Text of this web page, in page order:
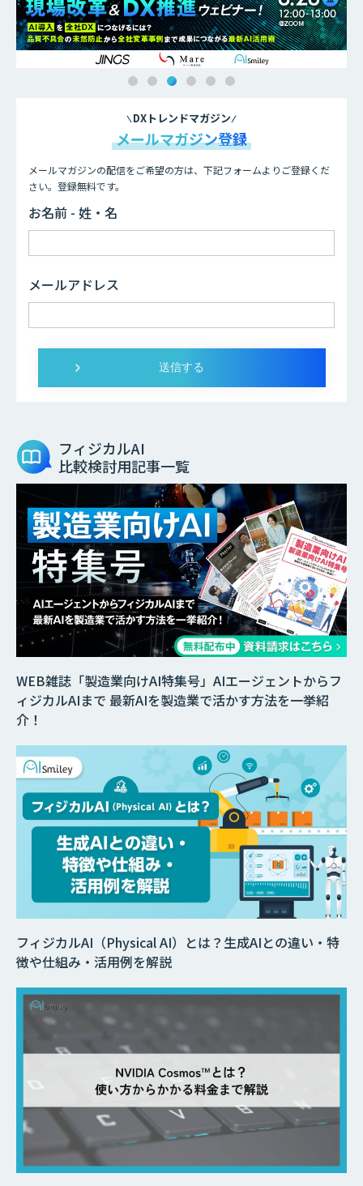
DXトレンドマガジン
メールマガジン登録
メールマガジンの配信をご希望の方は、下記フォームよりご登録くだ
さい。登録無料です。
お名前 - 姓・名
メールアドレス
フィジカルAI
比較検討用記事一覧
WEB雑誌「製造業向けAI特集号」AIエージェントからフ
ィジカルAIまで 最新AIを製造業で活かす方法を一挙紹
介！
フィジカルAI（Physical AI）とは？生成AIとの違い・特
徴や仕組み・活用例を解説